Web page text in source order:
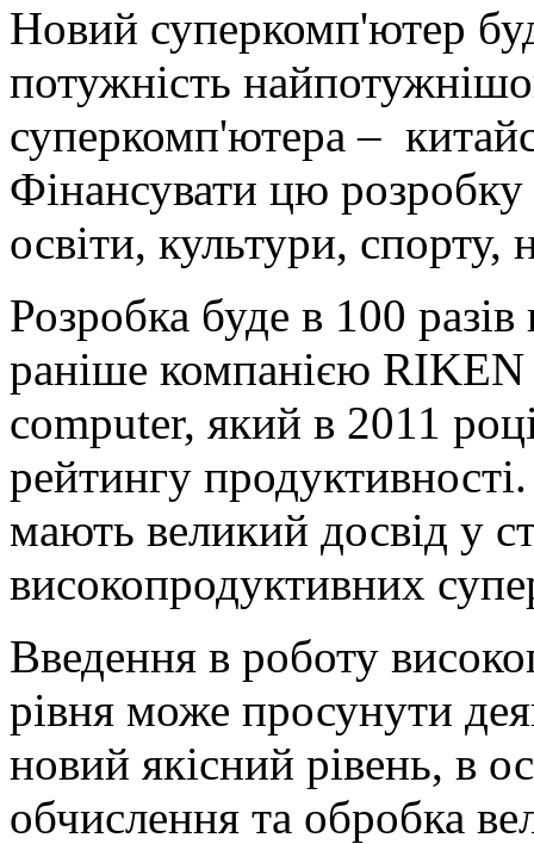
Новий суперкомп'ютер
потужність
суперкомп'ютера –
Фінансувати цю розробку
освіти, культури, спорту,
Розробка буде в 100
раніше компанією
computer, який в 2011
рейтингу
мають великий досвід у
високопродуктивних
Введення в роботу
рівня може просунути
новий якісний рівень, в
обчислення та обробка